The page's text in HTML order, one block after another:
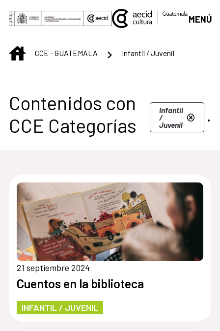
Saltar al contenido principal
MENÚ
INICIOCCE - GUATEMALA Infantil / Juvenil
Centro Cultural de
Contenidos con
CCE Categorías
Infantil
/
Juvenil .
21 septiembre 2024
Cuentos en la biblioteca
INFANTIL / JUVENIL